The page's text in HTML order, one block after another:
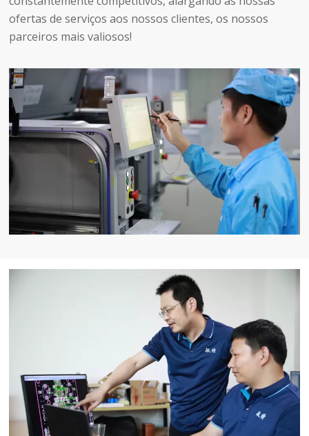
ofertas de serviços aos nossos clientes, os nossos
parceiros mais valiosos!